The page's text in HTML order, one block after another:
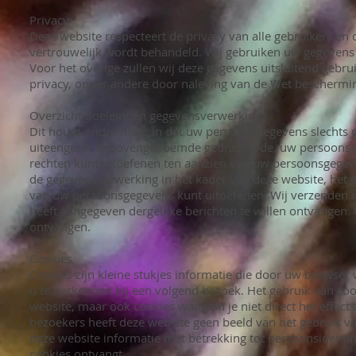
Privacy
Deze website respecteert de privacy van alle gebruikers
vertrouwelijk wordt behandeld. Wij gebruiken uw
Voor het overige zullen wij deze gegevens uitsluitend
privacy, onder andere door naleving van de Wet
Overzicht doeleinden gegevensverwerking
Dit houdt onder meer in dat uw persoonsgegevens
uiteengezet in bovengenoemde gedragscode, uw
rechten kunt uitoefenen ten aanzien van uw
de gegevensverwerking in het kader van deze website,
van uw persoonsgegevens kunt uitoefenen. Wij
heeft aangegeven dergelijke berichten te willen
ontvangen.
Cookies
Cookies zijn kleine stukjes informatie die door uw
u te herkennen bij een volgend bezoek. Het gebruik van
website, maar ook cookies waarvan je niet direct het
bezoekers heeft deze website geen beeld van het gebruik
deze website informatie met betrekking tot